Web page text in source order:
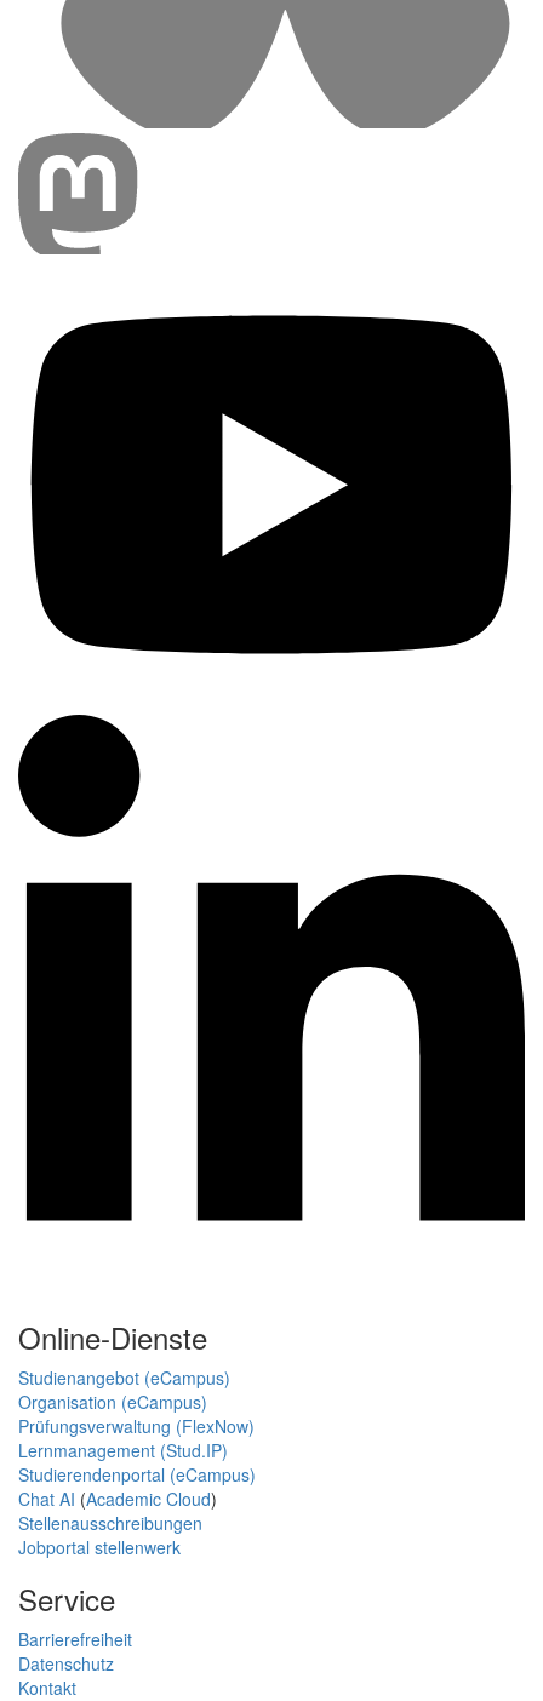
Online-Dienste
Studienangebot (eCampus)
Organisation (eCampus)
Prüfungsverwaltung (FlexNow)
Lernmanagement (Stud.IP)
Studierendenportal (eCampus)
Chat AI (Academic Cloud)
Stellenausschreibungen
Jobportal stellenwerk
Service
Barrierefreiheit
Datenschutz
Kontakt